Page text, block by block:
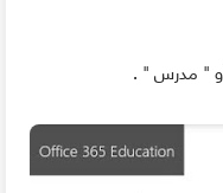
" مدرس " .